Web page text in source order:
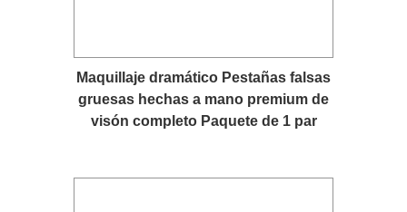
Maquillaje dramático Pestañas falsas
gruesas hechas a mano premium de
visón completo Paquete de 1 par